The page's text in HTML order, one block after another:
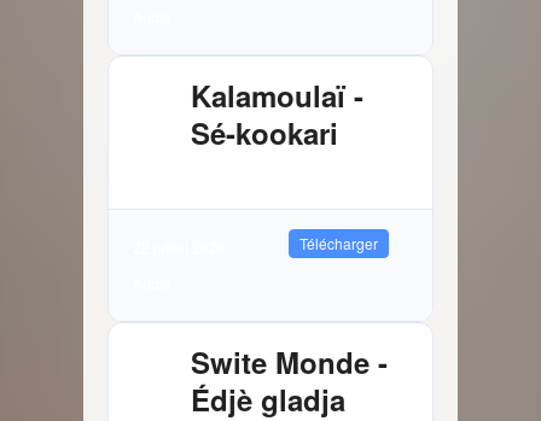
Kalamoulaï -
Sé-kookari
Télécharger
Swite Monde -
Édjè gladja